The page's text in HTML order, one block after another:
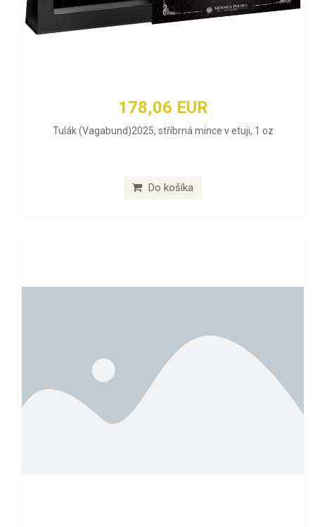
178,06 EUR
Tulák (Vagabund)2025, stříbrná mince v etuji, 1 oz
Do košíka